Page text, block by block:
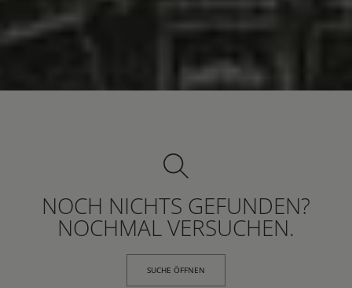
NOCH NICHTS GEFUNDEN?
NOCHMAL VERSUCHEN.
SUCHE ÖFFNEN